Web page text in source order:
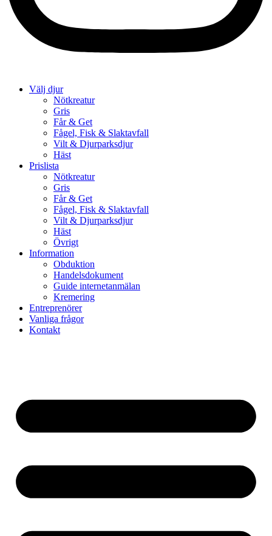
Välj djur
Nötkreatur
Gris
Får & Get
Fågel, Fisk & Slaktavfall
Vilt & Djurparksdjur
Häst
Prislista
Nötkreatur
Gris
Får & Get
Fågel, Fisk & Slaktavfall
Vilt & Djurparksdjur
Häst
Övrigt
Information
Obduktion
Handelsdokument
Guide internetanmälan
Kremering
Entreprenörer
Vanliga frågor
Kontakt